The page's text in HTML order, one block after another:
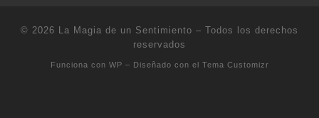
© 2026 La Magia de un Sentimiento – Todos los derechos
reservados
Funciona con WP – Diseñado con el Tema Customizr